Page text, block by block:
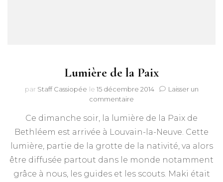
Lumière de la Paix
par Staff Cassiopée le 15 décembre 2014
Laisser un
commentaire
de
la
Ce dimanche soir, la lumière de la Paix de
Bethléem est arrivée à Louvain-la-Neuve. Cette
lumière, partie de la grotte de la nativité, va alors
être diffusée partout dans le monde notamment
grâce à nous, les guides et les scouts. Maki était